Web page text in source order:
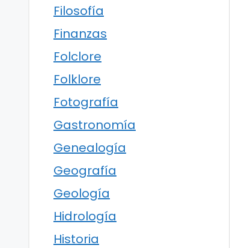
Filosofía
Finanzas
Folclore
Folklore
Fotografía
Gastronomía
Genealogía
Geografía
Geología
Hidrología
Historia